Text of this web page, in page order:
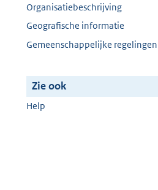
Organisatiebeschrijving
Geografische informatie
Gemeenschappelijke
Zie ook
Help